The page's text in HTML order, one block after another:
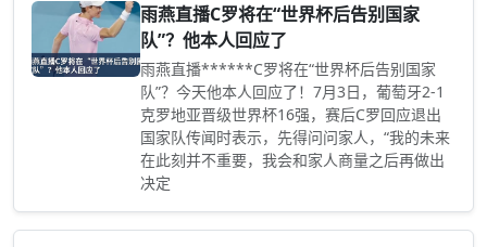
雨燕直播C罗将在“世界杯后告别国家
队”？他本人回应了
雨燕直播******C罗将在“世界杯后告别国家
队”？今天他本人回应了！7月3日，葡萄牙2-1
克罗地亚晋级世界杯16强，赛后C罗回应退出
国家队传闻时表示，先得问问家人，“我的未来
在此刻并不重要，我会和家人商量之后再做出
决定